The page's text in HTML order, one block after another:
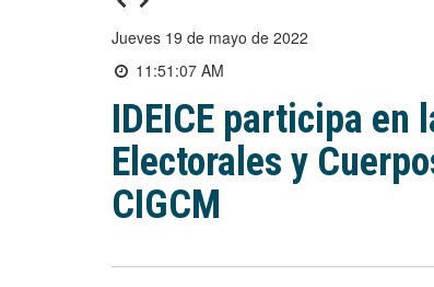
jueves 19 de mayo de 2022
11:51:07 AM
IDEICE participa en
Electorales y
CIGCM